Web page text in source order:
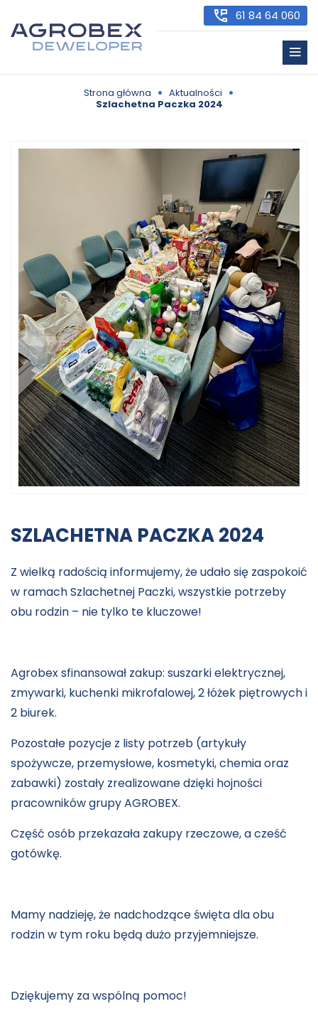
61 84 64 060
Strona główna • Aktualności •
Szlachetna Paczka 2024
SZLACHETNA PACZKA 2024
Z wielką radością informujemy, że udało się zaspokoić
w ramach Szlachetnej Paczki, wszystkie potrzeby
obu rodzin – nie tylko te kluczowe!
Agrobex sfinansował zakup: suszarki elektrycznej,
zmywarki, kuchenki mikrofalowej, 2 łóżek piętrowych i
2 biurek.
Pozostałe pozycje z listy potrzeb (artykuły
spożywcze, przemysłowe, kosmetyki, chemia oraz
zabawki) zostały zrealizowane dzięki hojności
pracowników grupy AGROBEX.
Część osób przekazała zakupy rzeczowe, a cześć
gotówkę.
Mamy nadzieję, że nadchodzące święta dla obu
rodzin w tym roku będą dużo przyjemniejsze.
Dziękujemy za wspólną pomoc!